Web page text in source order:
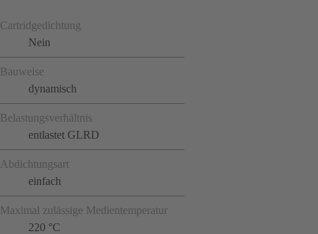
Cartridgedichtung
Nein
Bauweise
dynamisch
Belastungsverhältnis
entlastet GLRD
Abdichtungsart
einfach
Maximal zulässige Medientemperatur
220 °C